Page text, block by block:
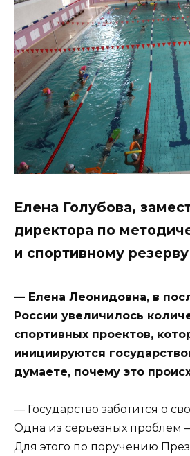
Елена Голубова,
директора по
и спортивному резерву
— Елена Леонидовна, в
России увеличилось
спортивных проектов,
инициируются
думаете, почему это
— Государство заботится о
Одна из серьезных проблем
Для этого по поручению